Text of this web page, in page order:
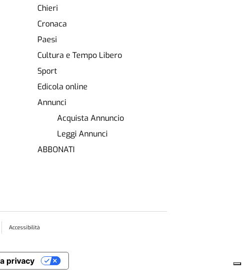
Chieri
Cronaca
Paesi
Cultura e Tempo Libero
Sport
Edicola online
Annunci
Acquista Annuncio
Leggi Annunci
ABBONATI
Accessibilità
privacy